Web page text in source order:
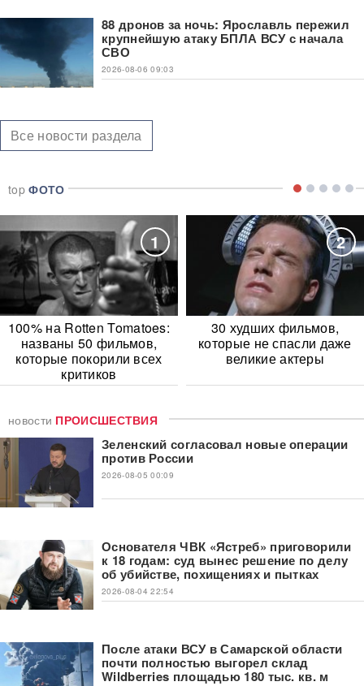
88 дронов за ночь: Ярославль пережил
крупнейшую атаку БПЛА ВСУ с начала
СВО
2026-08-06 09:03
Все новости раздела
topФОТО
1
100% на Rotten Tomatoes:
названы 50 фильмов,
которые покорили всех
критиков
2
30 худших фильмов,
которые не спасли даже
великие актеры
новости ПРОИСШЕСТВИЯ
Зеленский согласовал новые операции
против России
2026-08-05 00:09
Основателя ЧВК «Ястреб» приговорили
к 18 годам: суд вынес решение по делу
об убийстве, похищениях и пытках
2026-08-04 22:54
После атаки ВСУ в Самарской области
почти полностью выгорел склад
Wildberries площадью 180 тыс. кв. м